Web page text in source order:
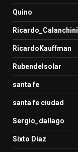
Quino
Ricardo_Calanchini
RicardoKauffman
Rubendelsolar
santa fe
santa fe ciudad
Sergio_dallago
Sixto Diaz